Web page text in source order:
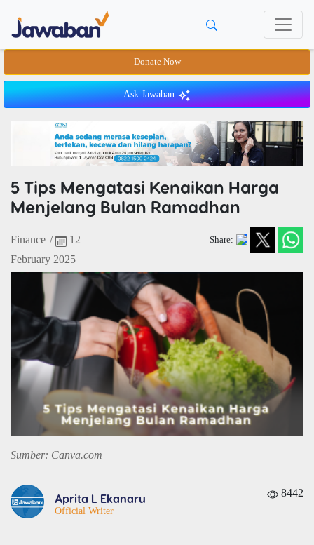
Donate Now
Ask Jawaban
5 Tips Mengatasi Kenaikan Harga
Menjelang Bulan Ramadhan
Finance /
12
February 2025
Share:
Sumber: Canva.com
Aprita L Ekanaru
Official Writer
8442